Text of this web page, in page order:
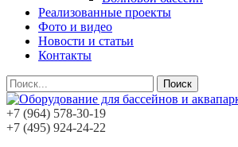
Реализованные проекты
Фото и видео
Новости и статьи
Контакты
Поиск
+7 (964) 578-30-19
+7 (495) 924-24-22